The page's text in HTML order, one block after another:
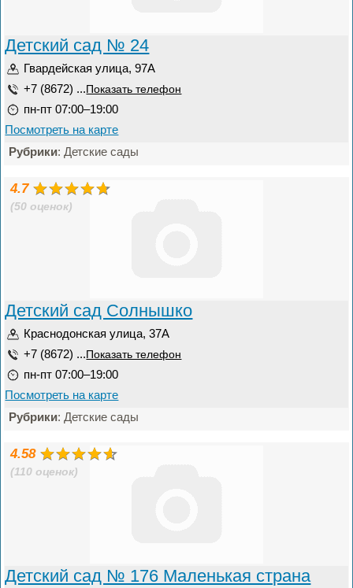
Детский сад № 24
Гвардейская улица, 97А
+7 (8672) ... Показать телефон
пн-пт 07:00–19:00
Посмотреть на карте
Рубрики: Детские сады
4.7
(50 оценок)
Детский сад Солнышко
Краснодонская улица, 37А
+7 (8672) ... Показать телефон
пн-пт 07:00–19:00
Посмотреть на карте
Рубрики: Детские сады
4.58
(110 оценок)
Детский сад № 176 Маленькая страна